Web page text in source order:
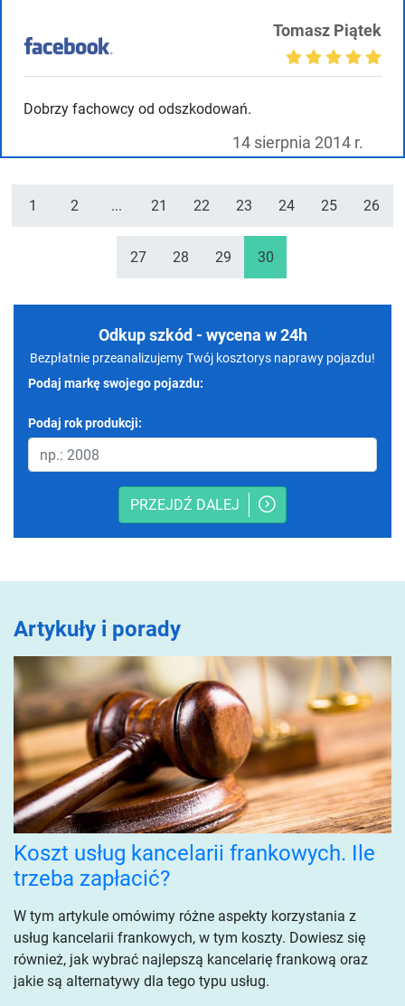
Tomasz Piątek
Dobrzy fachowcy od odszkodowań.
14 sierpnia 2014 r.
1 2 ... 21 22 23 24 25 26
27 28 29 30
Odkup szkód - wycena w 24h
Bezpłatnie przeanalizujemy Twój kosztorys naprawy pojazdu!
Podaj markę swojego pojazdu:
Podaj rok produkcji:
PRZEJDŹ DALEJ
Artykuły i porady
Koszt usług kancelarii frankowych. Ile
trzeba zapłacić?
W tym artykule omówimy różne aspekty korzystania z
usług kancelarii frankowych, w tym koszty. Dowiesz się
również, jak wybrać najlepszą kancelarię frankową oraz
jakie są alternatywy dla tego typu usług.